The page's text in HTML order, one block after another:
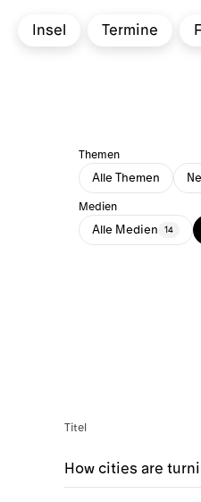
Insel Termine
Themen
Alle Themen
Medien
Alle Medien 14
Titel
How cities are